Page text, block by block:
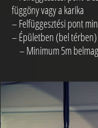
függöny vagy a karika
– Felfüggesztési pont
– Épületben (bel
– Minimum 5m